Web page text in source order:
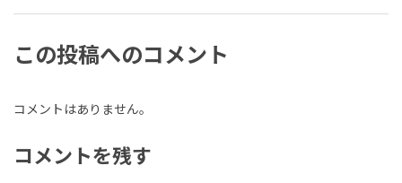
この投稿へのコメント
コメントはありません。
コメントを残す